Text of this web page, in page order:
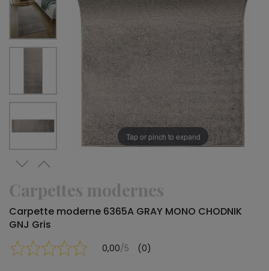
Tap or pinch to expand
Carpettes modernes
Carpette moderne 6365A GRAY MONO CHODNIK
GNJ Gris
0,00/5 (0)